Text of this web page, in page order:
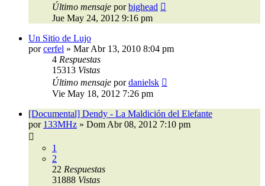
Último mensaje porbighead
Jue May 24, 2012 9:16 pm
Un Sitio de Lujo
porcerfel » Mar Abr 13, 2010 8:04 pm
4 Respuestas
15313 Vistas
Último mensaje pordanielsk
Vie May 18, 2012 7:26 pm
[Documental] Dendy - La Maldición del Elefante
por 133MHz » Dom Abr 08, 2012 7:10 pm
1
2
22 Respuestas
31888 Vistas